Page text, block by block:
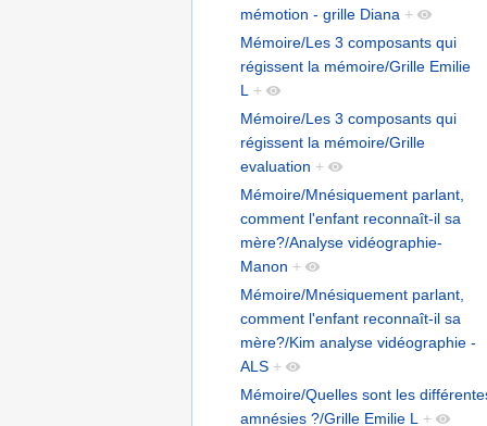
mémotion - grille Diana +
Mémoire/Les 3 composants qui
régissent la mémoire/Grille Emilie
L +
Mémoire/Les 3 composants qui
régissent la mémoire/Grille
evaluation +
Mémoire/Mnésiquement parlant,
comment l'enfant reconnaît-il sa
mère?/Analyse vidéographie-
Manon +
Mémoire/Mnésiquement parlant,
comment l'enfant reconnaît-il sa
mère?/Kim analyse vidéographie -
ALS +
Mémoire/Quelles sont les
amnésies ?/Grille Emilie L +